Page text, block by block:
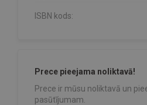
ISBN kods:
Prece pieejama noliktavā!
Prece ir mūsu noliktavā un
pasūtījumam.